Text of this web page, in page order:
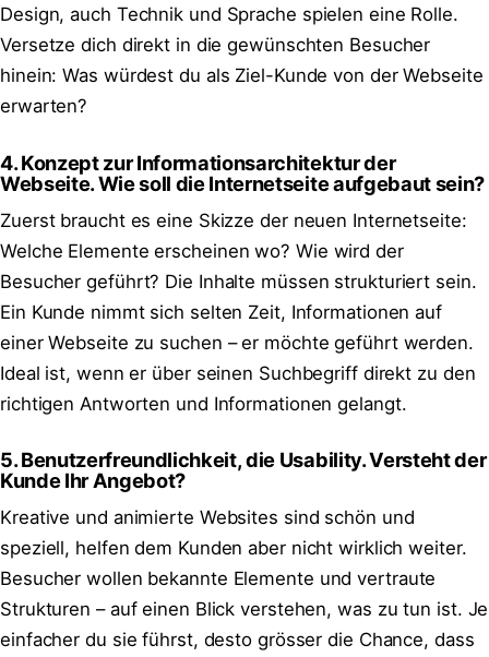
Design, auch Technik und Sprache spielen eine Rolle.
Versetze dich direkt in die gewünschten Besucher
hinein: Was würdest du als Ziel-Kunde von der Webseite
erwarten?
4. Konzept zur Informationsarchitektur der
Webseite. Wie soll die Internetseite aufgebaut sein?
Zuerst braucht es eine Skizze der neuen Internetseite:
Welche Elemente erscheinen wo? Wie wird der
Besucher geführt? Die Inhalte müssen strukturiert sein.
Ein Kunde nimmt sich selten Zeit, Informationen auf
einer Webseite zu suchen – er möchte geführt werden.
Ideal ist, wenn er über seinen Suchbegriff direkt zu den
richtigen Antworten und Informationen gelangt.
5. Benutzerfreundlichkeit, die Usability. Versteht der
Kunde Ihr Angebot?
Kreative und animierte Websites sind schön und
speziell, helfen dem Kunden aber nicht wirklich weiter.
Besucher wollen bekannte Elemente und vertraute
Strukturen – auf einen Blick verstehen, was zu tun ist. Je
einfacher du sie führst, desto grösser die Chance, dass